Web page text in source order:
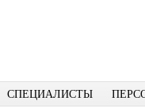
СПЕЦИАЛИСТЫ